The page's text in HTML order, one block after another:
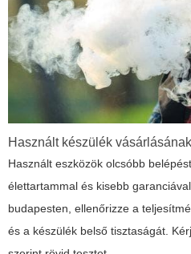
Használt készülék
Használt eszközök olcsóbb
élettartammal és kisebb
budapesten, ellenőrizze a
és a készülék belső tisztaságát.